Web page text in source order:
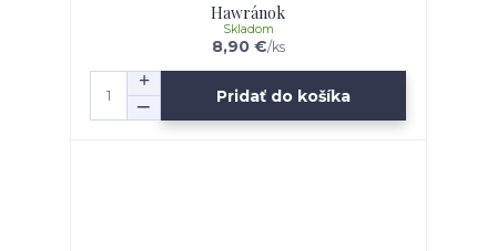
Hawránok
8,90 €/ks
Skladom
Pridať do košíka